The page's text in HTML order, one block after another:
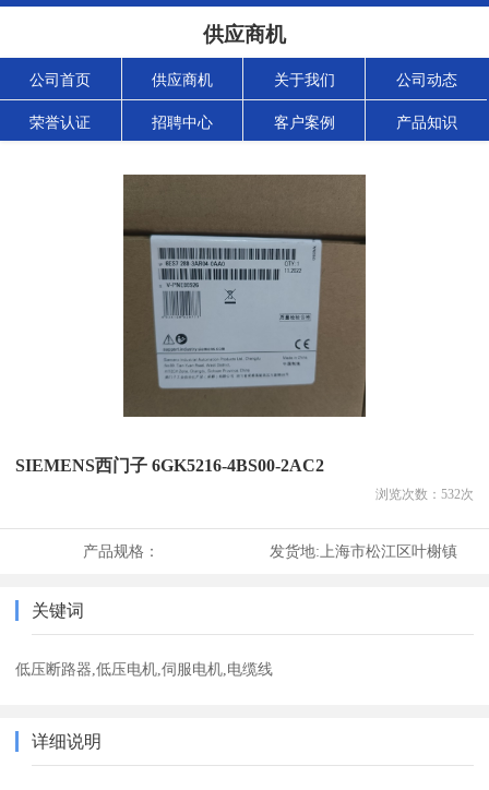
供应商机
公司首页 供应商机 关于我们 公司动态
荣誉认证 招聘中心 客户案例 产品知识
SIEMENS西门子 6GK5216-4BS00-2AC2
浏览次数： 532次
产品规格： 发货地: 上海市松江区叶榭镇
关键词
低压断路器,低压电机,伺服电机,电缆线
详细说明